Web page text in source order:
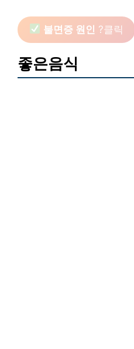
불면증 원인 ?클릭
좋은음식